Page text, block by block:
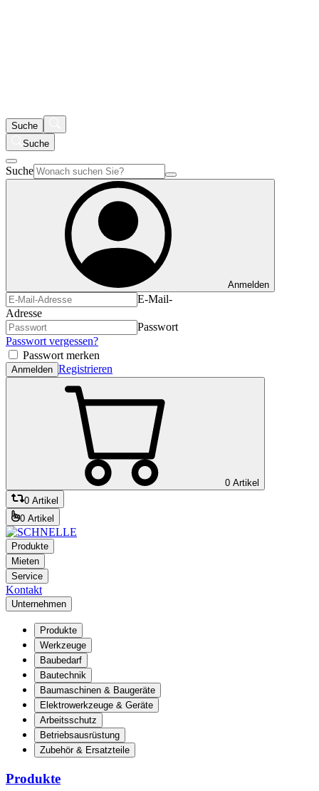
Suche
Suche
Suche
Anmelden
E-Mail-
Adresse
Passwort
Passwort vergessen?
Passwort merken
Anmelden Registrieren
0 Artikel
0 Artikel
0 Artikel
Produkte
Mieten
Service
Kontakt
Unternehmen
Produkte
Werkzeuge
Baubedarf
Bautechnik
Baumaschinen & Baugeräte
Elektrowerkzeuge & Geräte
Arbeitsschutz
Betriebsausrüstung
Zubehör & Ersatzteile
Produkte